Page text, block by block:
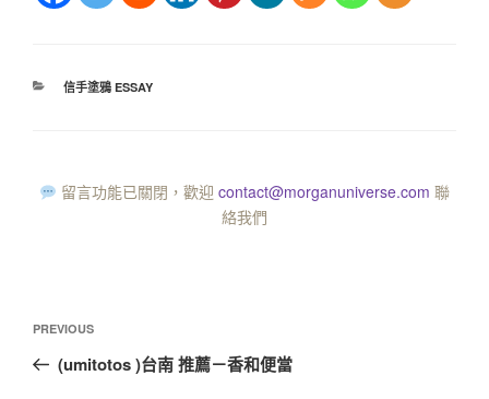
信手塗鴉 ESSAY
留言功能已關閉，歡迎 contact@morganuniverse.com 聯
絡我們
PREVIOUS
(umitotos )台南 推薦－香和便當